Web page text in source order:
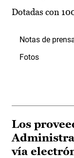
Dotadas con
Notas de
Fotos
Los
vía